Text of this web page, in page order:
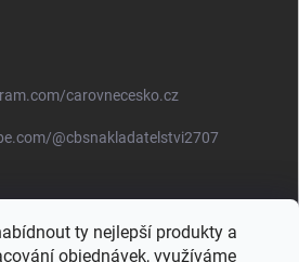
ty nejlepší produkty a
objednávek, využíváme
carovnecesko.cz
@cbsnakladatelstvi2707